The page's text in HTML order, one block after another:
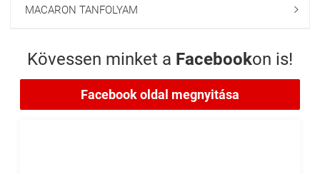
MACARON TANFOLYAM 
Kövessen minket a Facebookon is!
Facebook oldal megnyitása